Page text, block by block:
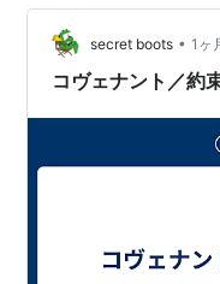
ト政権の滅亡と２つ
サン朝による都市壁
のダレイオス１世が
secret boots • 1ヶ
コヴェナント／約